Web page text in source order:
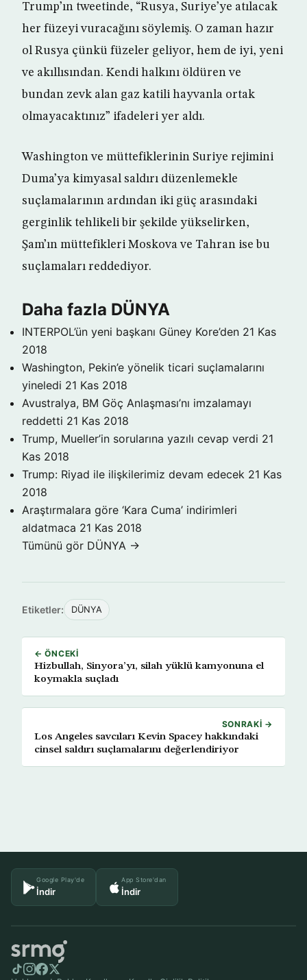
Trump’ın tweetinde, “Rusya, Suriye’ye atılacak
her füzeyi vuracağını söylemiş. O zaman hazır
ol Rusya çünkü füzeler geliyor, hem de iyi, yeni
ve akıllısından. Kendi halkını öldüren ve
bundan zevk alan gaz katili hayvanla ortak
olmayacaktınız” ifadeleri yer aldı.
Washington ve müttefiklerinin Suriye rejimini
Duma’ya kimyasal saldırı düzenlemekle
suçlamalarının ardından iki güç arasındaki
gerginlik tehlikeli bir şekilde yükselirken,
Şam’ın müttefikleri Moskova ve Tahran ise bu
suçlamaları reddediyor.
Daha fazla DÜNYA
INTERPOL’ün yeni başkanı Güney Kore’den 21 Kas
2018
Washington, Pekin’e yönelik ticari suçlamalarını
yineledi 21 Kas 2018
Avustralya, BM Göç Anlaşması’nı imzalamayı
reddetti 21 Kas 2018
Trump, Mueller’in sorularına yazılı cevap verdi 21
Kas 2018
Trump: Riyad ile ilişkilerimiz devam edecek 21 Kas
2018
Araştırmalara göre ‘Kara Cuma’ indirimleri
aldatmaca 21 Kas 2018
Tümünü gör DÜNYA →
Etiketler: DÜNYA
← ÖNCEKI
Hizbullah, Sinyora’yı, silah yüklü kamyonuna el
koymakla suçladı
SONRAKI →
Los Angeles savcıları Kevin Spacey hakkındaki
cinsel saldırı suçlamalarını değerlendiriyor
Google Play'de
İndir
App Store'dan
İndir